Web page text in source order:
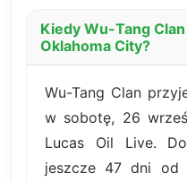
Kiedy Wu-Tang
Oklahoma City?
Wu-Tang Clan
w sobotę, 26
Lucas Oil Live.
jeszcze 47 dni od